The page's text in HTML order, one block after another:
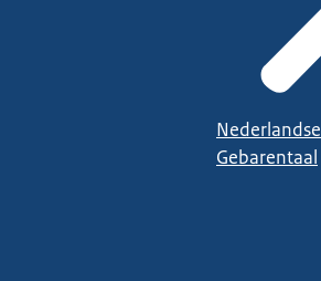
Nederlandse
Gebarentaal